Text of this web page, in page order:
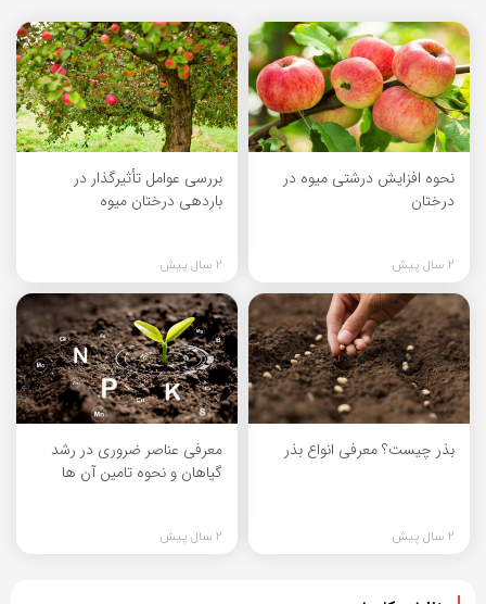
نحوه افزایش درشتی میوه در
درختان
2 سال پیش
بررسی عوامل تأثیرگذار در
باردهی درختان میوه
2 سال پیش
بذر چیست؟ معرفی انواع بذر
2 سال پیش
معرفی عناصر ضروری در رشد
گیاهان و نحوه تامین آن ها
2 سال پیش